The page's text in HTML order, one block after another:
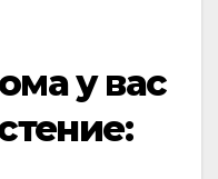
у вас